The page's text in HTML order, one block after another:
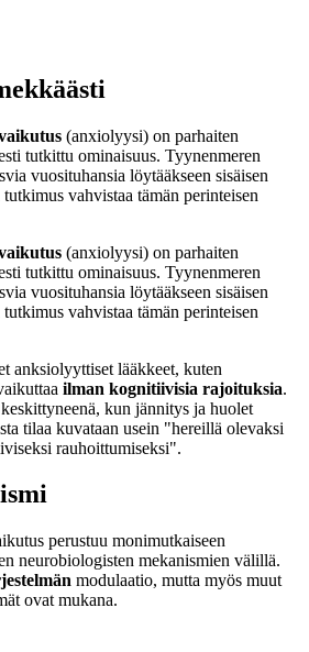
(anxiolyysi) on parhaiten
tutkittu ominaisuus. Tyynenmeren
vuosituhansia löytääkseen sisäisen
vahvistaa tämän perinteisen
(anxiolyysi) on parhaiten
tutkittu ominaisuus. Tyynenmeren
vuosituhansia löytääkseen sisäisen
vahvistaa tämän perinteisen
anksiolyyttiset lääkkeet, kuten
ilman kognitiivisia rajoituksia.
kun jännitys ja huolet
tilaa kuvataan usein "hereillä olevaksi
rauhoittumiseksi".
perustuu monimutkaiseen
neurobiologisten mekanismien välillä.
modulaatio, mutta myös muut
ovat mukana.